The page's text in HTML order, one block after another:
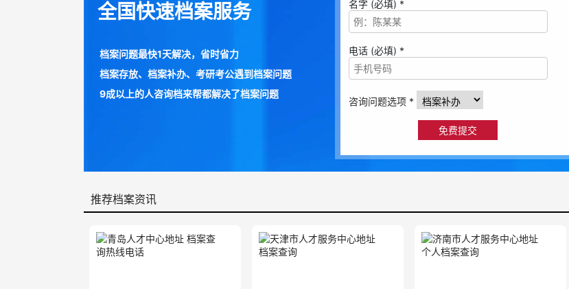
全国快速档案服务
档案问题最快1天解决，省时省力
档案存放、档案补办、考研考公遇到档案问题
9成以上的人咨询档来帮都解决了档案问题
名字 (必填) *
电话 (必填) *
咨询问题选项 *
推荐档案资讯